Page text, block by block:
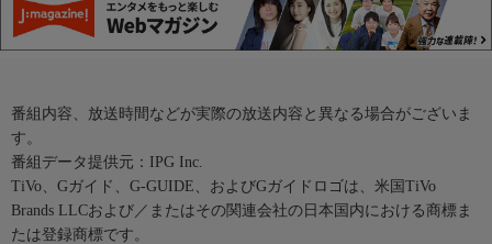
番組内容、放送時間などが実際の放送内容と異なる場合がございま
す。
番組データ提供元：IPG Inc.
TiVo、Gガイド、G-GUIDE、およびGガイドロゴは、米国TiVo
Brands LLCおよび／またはその関連会社の日本国内における商標ま
たは登録商標です。